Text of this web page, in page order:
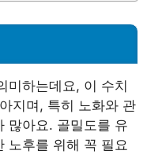
미하는데요, 이 수치
지며, 특히 노화와 관
많아요. 골밀도를 유
노후를 위해 꼭 필요